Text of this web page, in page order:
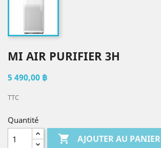
MI AIR PURIFIER 3H
5 490,00 ฿
TTC
Quantité
 AJOUTER AU PANIER